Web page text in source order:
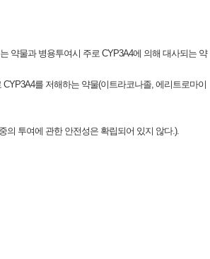
약물과 병용투여시 주로 CYP3A4에 의해 대사되는 약
를 저해하는 약물(이트라코나졸, 에리트로마이
의 투여에 관한 안전성은 확립되어 있지 않다.).